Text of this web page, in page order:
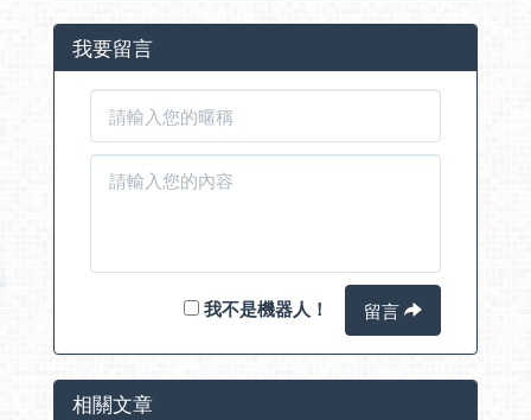
我要留言
我不是機器人！ 留言
相關文章